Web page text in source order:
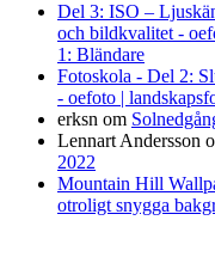
Del 3: ISO –
och bildkvalitet -
1: Bländare
Fotoskola - Del 2:
- oefoto |
erksn om
Lennart Andersson
2022
Mountain Hill
otroligt snygga